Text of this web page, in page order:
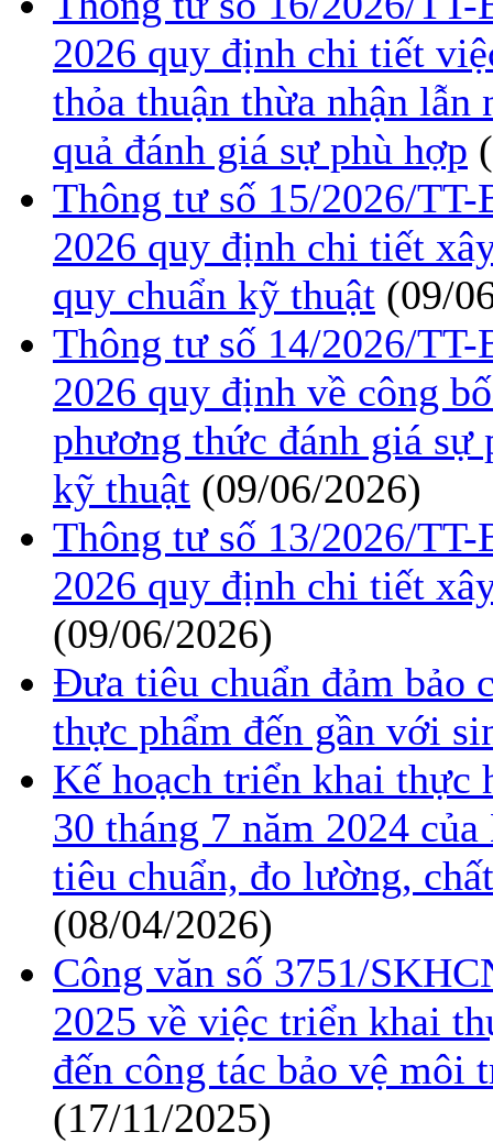
2026 quy định chi tiết
thỏa thuận thừa nhận lẫn
quả đánh giá sự phù hợp
Thông tư số 15/2026/
2026 quy định chi tiết
quy chuẩn kỹ thuật (09/
Thông tư số 14/2026/
2026 quy định về công
phương thức đánh giá sự
kỹ thuật (09/06/2026)
Thông tư số 13/2026/
2026 quy định chi tiết
(09/06/2026)
Đưa tiêu chuẩn đảm bảo
thực phẩm đến gần với
Kế hoạch triển khai thực
30 tháng 7 năm 2024
tiêu chuẩn, đo lường,
(08/04/2026)
Công văn số 3751/
2025 về việc triển khai
đến công tác bảo vệ môi
(17/11/2025)